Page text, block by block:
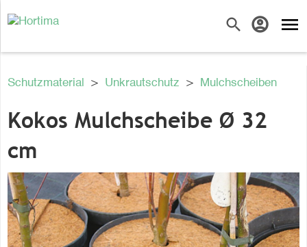
search account_circle menu
Schutzmaterial > Unkrautschutz > Mulchscheiben
Kokos Mulchscheibe Ø 32
cm